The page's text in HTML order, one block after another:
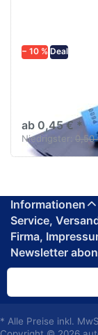
− 10 % Deal
diversen
ab 0,45 € *
Niedrigster: 0,50
Informationen
Service,
Firma,
Newsletter
* Alle Preise inkl.